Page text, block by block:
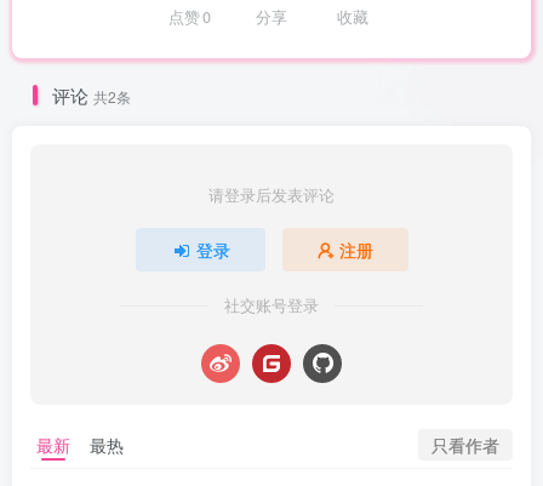
点赞0 分享 收藏
评论 共2条
请登录后发表评论
登录 注册
社交账号登录
最新 最热 只看作者